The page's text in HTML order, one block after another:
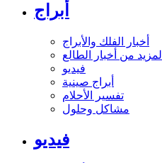
أبراج
أخبار الفلك والأبراج
المزيد من أخبار الطالع
فيديو
أبراج صينية
تفسير الأحلام
مشاكل وحلول
فيديو